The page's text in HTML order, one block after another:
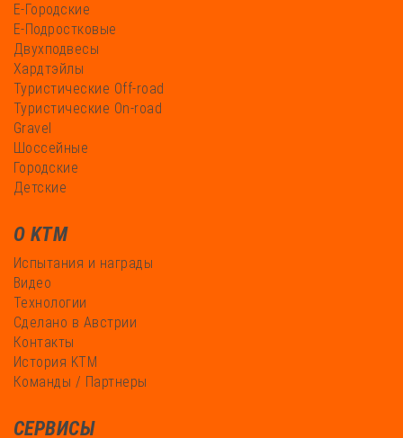
Е-Городские
Е-Подростковые
Двухподвесы
Хардтэйлы
Туристические Off-road
Туристические On-road
Gravel
Шоссейные
Городские
Детские
О KTM
Испытания и награды
Видео
Технологии
Сделано в Австрии
Контакты
История KTM
Команды / Партнеры
СЕРВИСЫ